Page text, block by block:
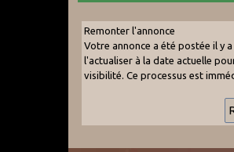
Remonter l'annonce
Votre annonce a été postée il y
l'actualiser à la date actuelle
visibilité. Ce processus est